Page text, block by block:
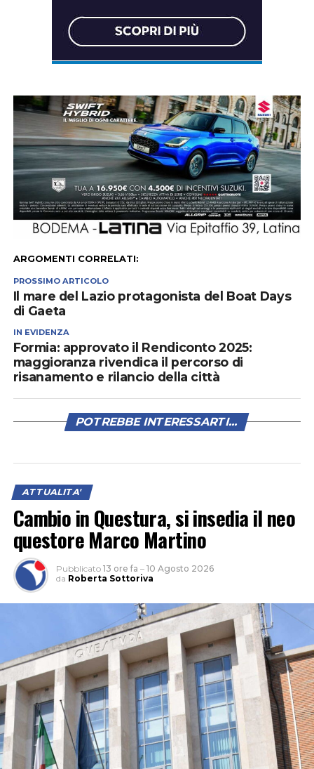
ARGOMENTI CORRELATI:
PROSSIMO ARTICOLO
Il mare del Lazio protagonista del Boat Days
di Gaeta
IN EVIDENZA
Formia: approvato il Rendiconto 2025:
maggioranza rivendica il percorso di
risanamento e rilancio della città
POTREBBE INTERESSARTI...
ATTUALITA'
Cambio in Questura, si insedia il neo
questore Marco Martino
Pubblicato 13 ore fa – 10 Agosto 2026
da Roberta Sottoriva